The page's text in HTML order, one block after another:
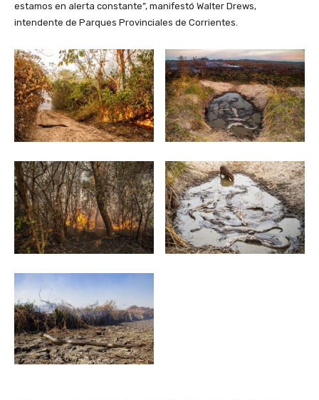
estamos en alerta constante”, manifestó Walter Drews,
intendente de Parques Provinciales de Corrientes.